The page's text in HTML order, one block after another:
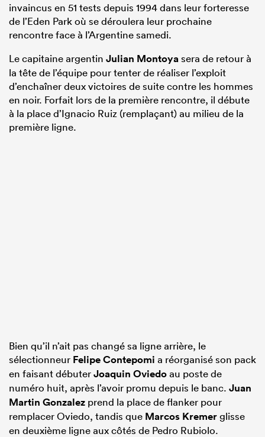
invaincus en 51 tests depuis 1994 dans leur forteresse
de l’Eden Park où se déroulera leur prochaine
rencontre face à l’Argentine samedi.
Le capitaine argentin Julian Montoyasera de retour à
la tête de l’équipe pour tenter de réaliser l’exploit
d’enchaîner deux victoires de suite contre les hommes
en noir. Forfait lors de la première rencontre, il débute
à la place d’Ignacio Ruiz (remplaçant) au milieu de la
première ligne.
Bien qu’il n’ait pas changé sa ligne arrière, le
sélectionneur Felipe Contepomi a réorganisé son pack
en faisant débuterJoaquin Oviedoau poste de
numéro huit, après l’avoir promu depuis le banc. Juan
Martin Gonzalez prend la place de flanker pour
remplacer Oviedo, tandis que Marcos Kremerglisse
en deuxième ligne aux côtés de Pedro Rubiolo.